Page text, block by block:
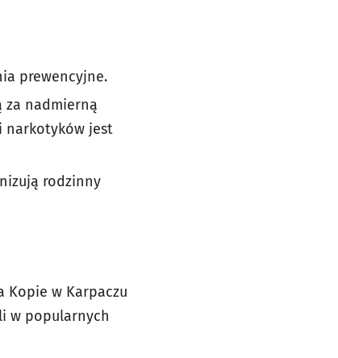
prewencyjne.
za nadmierną
narkotyków jest
rodzinny
Kopie w Karpaczu
w popularnych